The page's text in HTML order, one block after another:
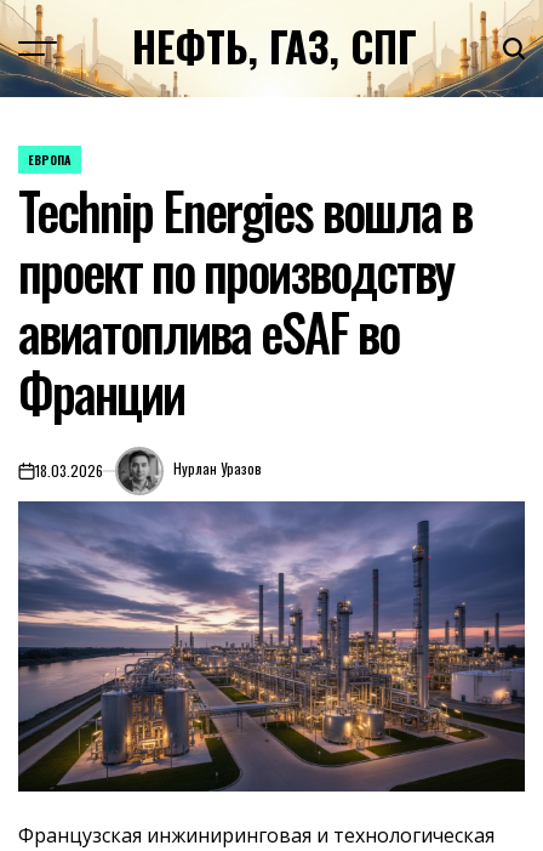
Перейти
к
содержимомуНЕФТЬ, ГАЗ, СПГ
ОПУБЛИКОВАНО
ЕВРОПА
Technip Energies вошла в
проект по производству
авиатоплива eSAF во
Франции
on18.03.2026 Нурлан Уразов
Французская инжиниринговая и технологическая